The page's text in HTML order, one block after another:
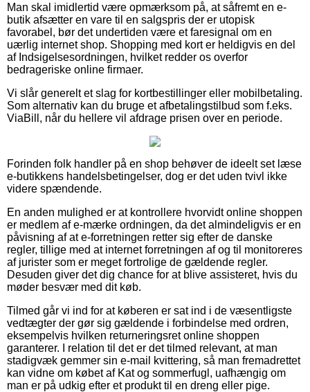
Man skal imidlertid være opmærksom på, at såfremt en e-
butik afsætter en vare til en salgspris der er utopisk
favorabel, bør det undertiden være et faresignal om en
uærlig internet shop. Shopping med kort er heldigvis en del
af Indsigelsesordningen, hvilket redder os overfor
bedrageriske online firmaer.
Vi slår generelt et slag for kortbestillinger eller mobilbetaling.
Som alternativ kan du bruge et afbetalingstilbud som f.eks.
ViaBill, når du hellere vil afdrage prisen over en periode.
Forinden folk handler på en shop behøver de ideelt set læse
e-butikkens handelsbetingelser, dog er det uden tvivl ikke
videre spændende.
En anden mulighed er at kontrollere hvorvidt online shoppen
er medlem af e-mærke ordningen, da det almindeligvis er en
påvisning af at e-forretningen retter sig efter de danske
regler, tillige med at internet forretningen af og til monitoreres
af jurister som er meget fortrolige de gældende regler.
Desuden giver det dig chance for at blive assisteret, hvis du
møder besvær med dit køb.
Tilmed går vi ind for at køberen er sat ind i de væsentligste
vedtægter der gør sig gældende i forbindelse med ordren,
eksempelvis hvilken returneringsret online shoppen
garanterer. I relation til det er det tilmed relevant, at man
stadigvæk gemmer sin e-mail kvittering, så man fremadrettet
kan vidne om købet af Kat og sommerfugl, uafhængig om
man er på udkig efter et produkt til en dreng eller pige.